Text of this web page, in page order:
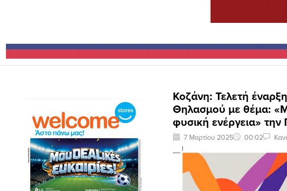
Κοζάνη: Τελετή
Θηλασμού με θέμα:
φυσική ενέργεια»
7 Μαρτίου 2025 00:02